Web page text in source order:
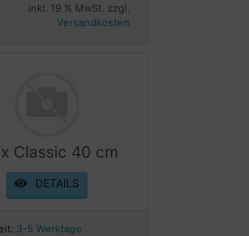
inkl. 19 % MwSt. zzgl.
Versandkosten
Classic 40 cm
DETAILS
3-5 Werktage